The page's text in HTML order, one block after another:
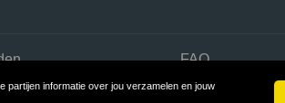
informatie over jou verzamelen en jouw
FAQ